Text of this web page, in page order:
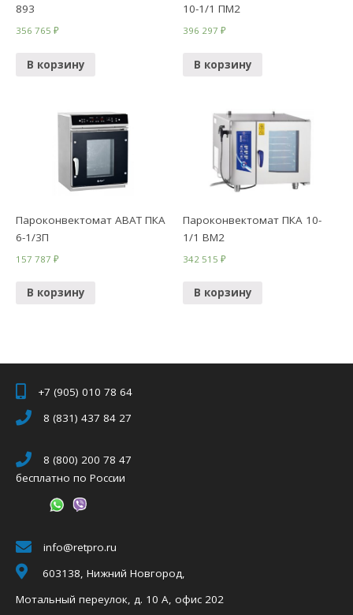
893
356 765₽
В корзину
10-1/1 ПМ2
396 297₽
В корзину
Пароконвектомат ABAT ПКА
6-1/3П
157 787₽
В корзину
Пароконвектомат ПКА 10-
1/1 ВМ2
342 515₽
В корзину
+7 (905) 010 78 64
8 (831) 437 84 27
8 (800) 200 78 47
бесплатно по России
info@retpro.ru
603138, Нижний Новгород,
Мотальный переулок, д. 10 А, офис 202